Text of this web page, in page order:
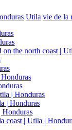
Utila vie de la